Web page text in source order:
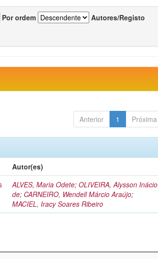
Por ordem Autores/Registo
Anterior 1 Próxima
Autor(es)
ALVES, Maria Odete;OLIVEIRA, Alysson Inácio
de; CARNEIRO, Wendell Márcio Araújo;
MACIEL, Iracy Soares Ribeiro